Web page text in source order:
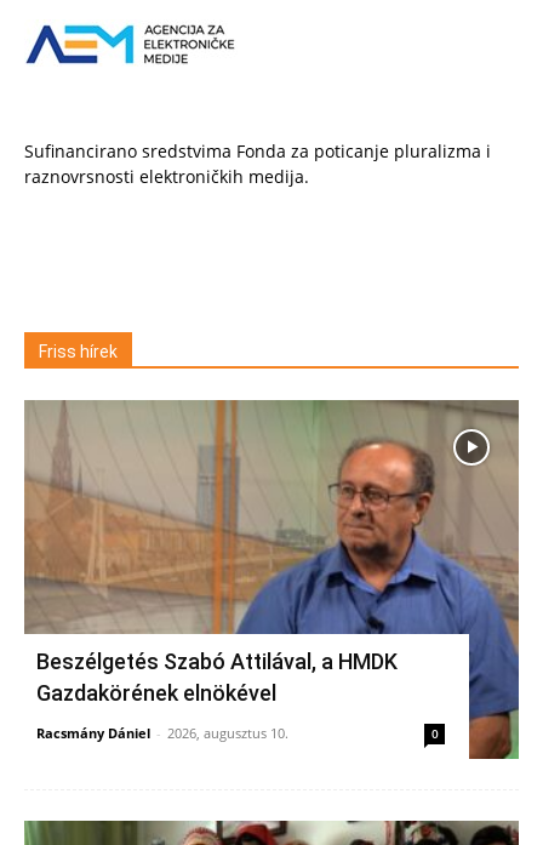
Sufinancirano sredstvima Fonda za poticanje pluralizma i
raznovrsnosti elektroničkih medija.
Friss hírek
Beszélgetés Szabó Attilával, a HMDK
Gazdakörének elnökével
Racsmány Dániel - 2026, augusztus 10. 0